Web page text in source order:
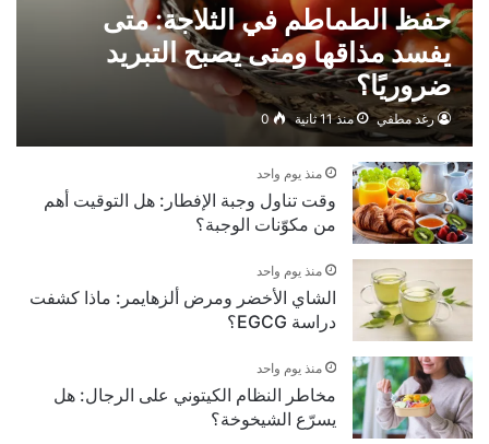
حفظ الطماطم في الثلاجة: متى
يفسد مذاقها ومتى يصبح التبريد
ضروريًا؟
رغد مطفي منذ 11 ثانية 0
منذ يوم واحد
وقت تناول وجبة الإفطار: هل التوقيت أهم
من مكوّنات الوجبة؟
منذ يوم واحد
الشاي الأخضر ومرض ألزهايمر: ماذا كشفت
دراسة EGCG؟
منذ يوم واحد
مخاطر النظام الكيتوني على الرجال: هل
يسرّع الشيخوخة؟